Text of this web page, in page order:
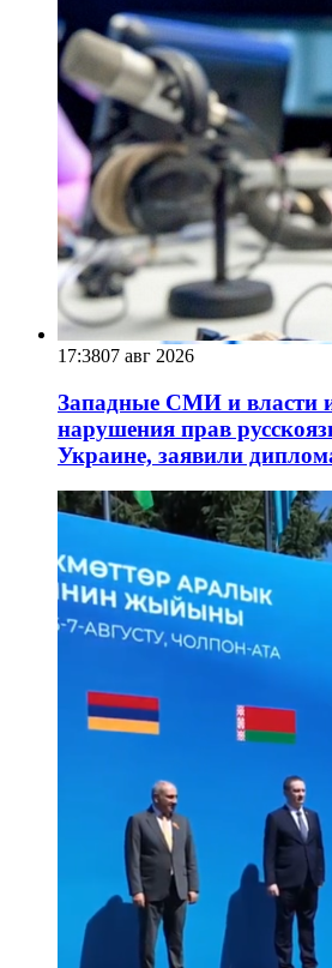
17:3807 авг 2026
Западные СМИ и власти
нарушения прав
Украине, заявили